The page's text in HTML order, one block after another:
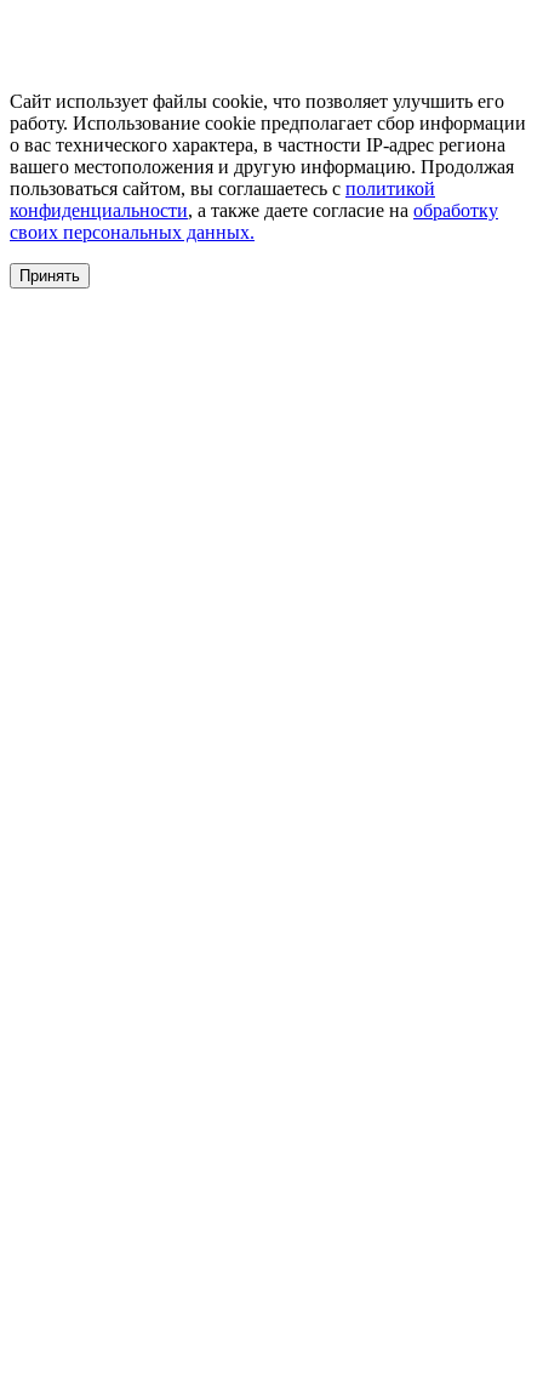
Сайт использует файлы cookie, что позволяет улучшить его
работу. Использование cookie предполагает сбор информации
о вас технического характера, в частности IP-адрес региона
вашего местоположения и другую информацию. Продолжая
пользоваться сайтом, вы соглашаетесь с политикой
конфиденциальности, а также даете согласие на обработку
своих персональных данных.
Принять